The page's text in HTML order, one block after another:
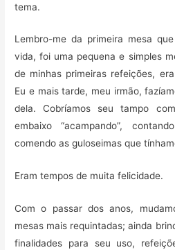
tema.
Lembro-me da primeira mesa
vida, foi uma pequena e simples
de minhas primeiras refeições,
Eu e mais tarde, meu irmão,
dela. Cobríamos seu tampo
embaixo “acampando”,
comendo as guloseimas que
Eram tempos de muita felicidade.
Com o passar dos anos,
mesas mais requintadas; ainda
finalidades para seu uso,